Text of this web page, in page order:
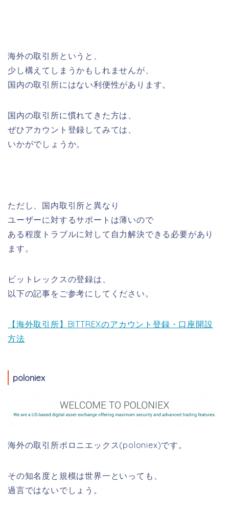
海外の取引所というと、
少し構えてしまうかもしれませんが、
国内の取引所にはない利便性があります。
国内の取引所に慣れてきた方は、
ぜひアカウント登録してみては、
いかがでしょうか。
ただし、国内取引所と異なり
ユーザーに対するサポートは薄いので
ある程度トラブルに対して自力解決できる必要があり
ます。
ビットレックスの登録は、
以下の記事をご参考にしてください。
【海外取引所】BITTREXのアカウント登録・口座開設
方法
poloniex
海外の取引所ポロニエックス(poloniex)です。
その知名度と規模は世界一といっても、
過言ではないでしょう。